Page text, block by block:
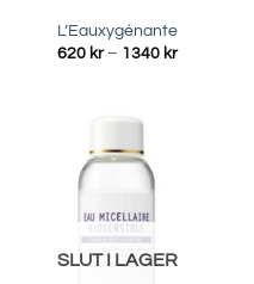
L’Eauxygénante
620 kr – 1340 kr
SLUT I LAGER